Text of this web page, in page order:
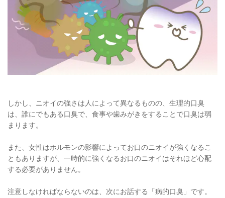
しかし、ニオイの強さは人によって異なるものの、生理的口臭
は、誰にでもある口臭で、食事や歯みがきをすることで口臭は弱
まります。
また、女性はホルモンの影響によってお口のニオイが強くなるこ
ともありますが、一時的に強くなるお口のニオイはそれほど心配
する必要がありません。
注意しなければならないのは、次にお話する「病的口臭」です。